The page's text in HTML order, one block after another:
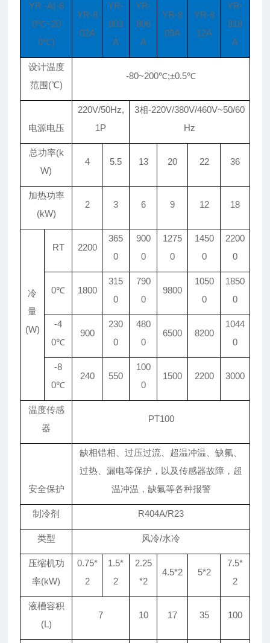
YR -A(-8
0℃~20
0℃)
YR-8
02A
YR-
803
A
YR-
806
A
YR-8
09A
YR-8
12A
YR-
818
A
设计温度
范围(℃)
-80~200℃;±0.5℃
电源电压
220V/50Hz,
1P
3相-220V/380V/460V~50/60
Hz
总功率(k
W)
4 5.5 13 20 22 36
加热功率
(kW)
2 3 6 9 12 18
冷
量
(W)
RT 2200
365
0
900
0
1275
0
1450
0
2200
0
0℃ 1800
315
0
790
0
9800
1050
0
1850
0
-4
0℃
900
230
0
480
0
6500 8200
1044
0
-8
0℃
240 550
100
0
1500 2200 3000
温度传感
器
PT100
安全保护
缺相错相、过压过流、超温冲温、缺氟、
过热、漏电等保护，以及传感器故障，超
温冲温，缺氟等各种报警
制冷剂 R404A/R23
类型 风冷/水冷
压缩机功
率(kW)
0.75*
2
1.5*
2
2.25
*2
4.5*2 5*2
7.5*
2
液槽容积
(L)
7 10 17 35 100